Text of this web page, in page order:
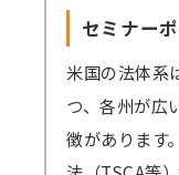
象が起きる可
が、これらの
ご参加くださ
→音声が聞こ
しい方、期
ます。
原則、遅
画の配信を開
す）。
セミナー
米国の法体系
つ、各州が広
徴があります